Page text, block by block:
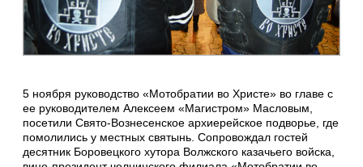
5 ноября руководство «Мотобратии во Христе» во главе с
ее руководителем Алексеем «Магистром» Масловым,
посетили Свято-Вознесенское архиерейское подворье, где
помолились у местных святынь. Сопровождал гостей
десятник Боровецкого хутора Волжского казачьего войска,